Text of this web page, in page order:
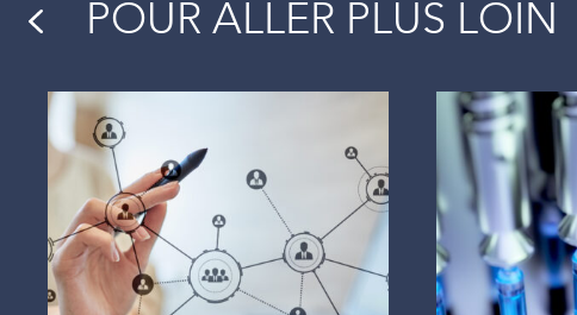
POUR ALLER PLUS LOIN